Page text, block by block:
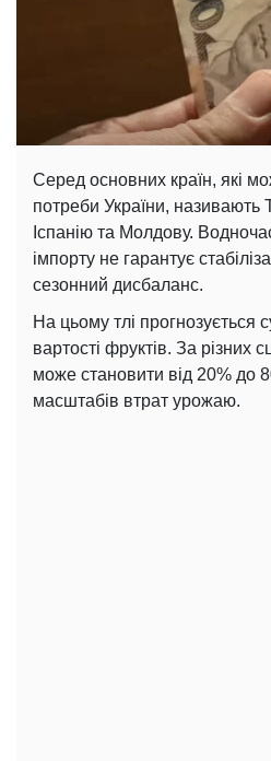
Серед основних країн, які
потреби України, називають
Іспанію та Молдову.
імпорту не гарантує
сезонний дисбаланс.
На цьому тлі прогнозується
вартості фруктів. За різних
може становити від 20% до
масштабів втрат урожаю.